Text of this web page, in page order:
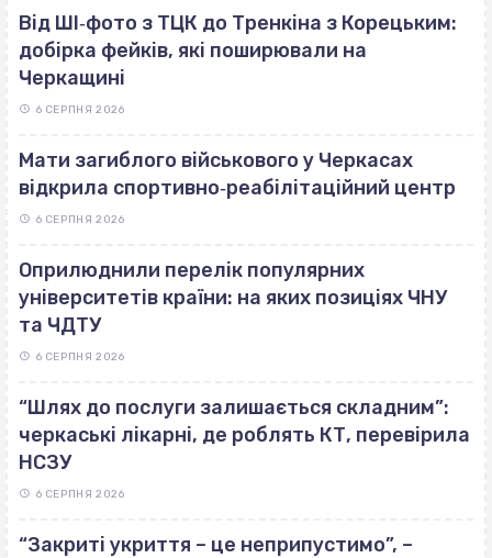
Від ШІ‐фото з ТЦК до Тренкіна з Корецьким:
добірка фейків, які поширювали на
Черкащині
6 СЕРПНЯ 2026
Мати загиблого військового у Черкасах
відкрила спортивно‐реабілітаційний центр
6 СЕРПНЯ 2026
Оприлюднили перелік популярних
університетів країни: на яких позиціях ЧНУ
та ЧДТУ
6 СЕРПНЯ 2026
“Шлях до послуги залишається складним”:
черкаські лікарні, де роблять КТ, перевірила
НСЗУ
6 СЕРПНЯ 2026
“Закриті укриття – це неприпустимо”, –